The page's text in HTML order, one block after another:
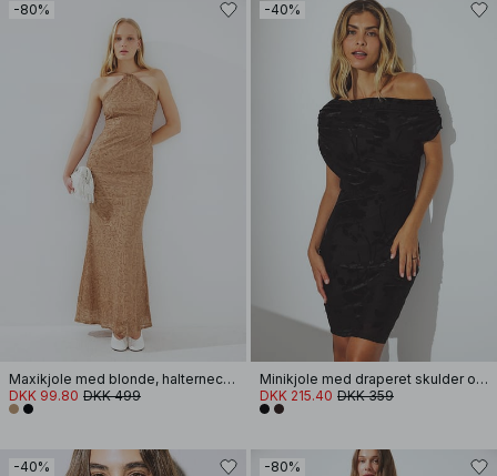
-80%
Maxikjole med blonde, halterneck og pailletter
DKK 99.80 DKK 499
-40%
Minikjole med draperet skulder og udsvidt materiale
DKK 215.40 DKK 359
-40% -80%